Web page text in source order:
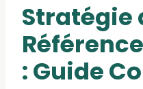
Stratégie
: Guide